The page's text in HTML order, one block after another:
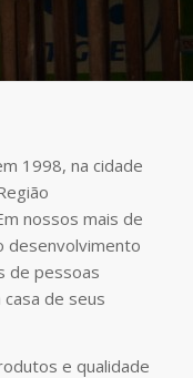
1998, na cidade
nossos mais de
desenvolvimento
de pessoas
de seus
e qualidade